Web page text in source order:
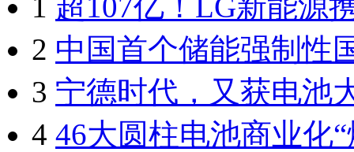
2 中国首个储能强制性
3 宁德时代，又获电池
4 46大圆柱电池商业化